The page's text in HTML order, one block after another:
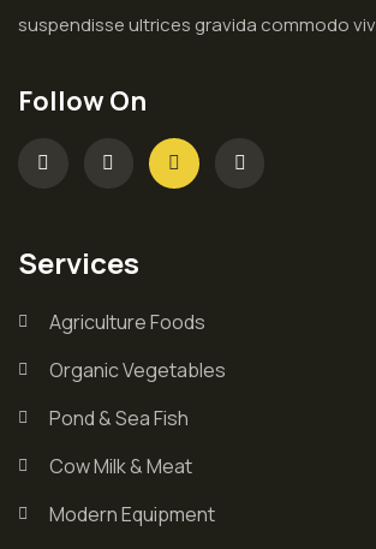
suspendisse ultrices gravida commodo
Follow On
Services
Agriculture Foods
Organic Vegetables
Pond & Sea Fish
Cow Milk & Meat
Modern Equipment